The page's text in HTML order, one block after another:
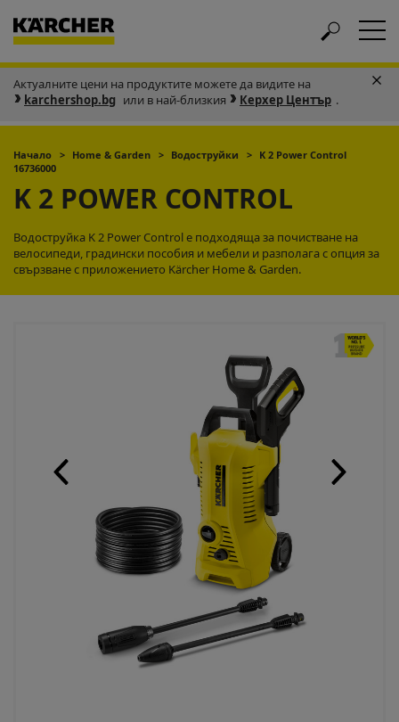
Актуалните цени на продуктите можете да видите на
karchershop.bg или в най-близкия Керхер Център .
Начало Home & Garden Водоструйки
K 2 Power Control
16736000
K 2 POWER CONTROL
Водоструйка K 2 Power Control е подходяща за почистване на
велосипеди, градински пособия и мебели и разполага с опция за
свързване с приложението Kärcher Home & Garden.